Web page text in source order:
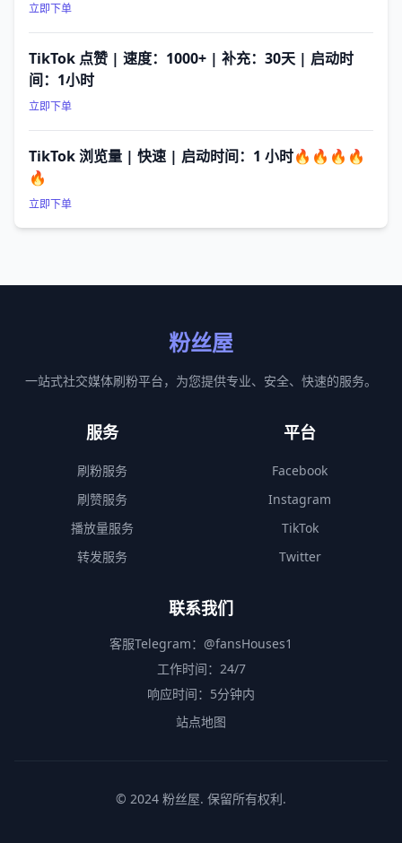
立即下单
TikTok 点赞 | 速度：1000+ | 补充：30天 | 启动时
间：1小时
立即下单
TikTok 浏览量 | 快速 | 启动时间：1 小时🔥🔥🔥🔥
🔥
立即下单
粉丝屋
一站式社交媒体刷粉平台，为您提供专业、安全、快速的服务。
服务
刷粉服务
刷赞服务
播放量服务
转发服务
平台
Facebook
Instagram
TikTok
Twitter
联系我们
客服Telegram： @fansHouses1
工作时间：24/7
响应时间：5分钟内
站点地图
© 2024 粉丝屋. 保留所有权利.